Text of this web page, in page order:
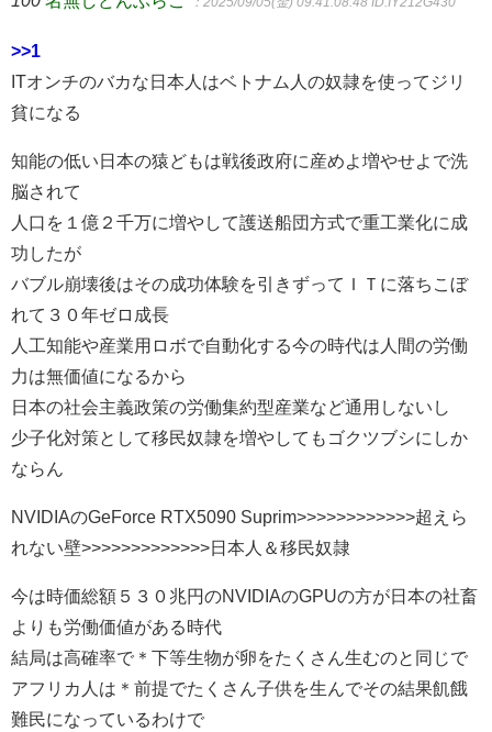
：2025/09/05(金) 09:41:08.48 ID:IY212G430
>>1
ITオンチのバカな日本人はベトナム人の奴隷を使ってジリ
貧になる
知能の低い日本の猿どもは戦後政府に産めよ増やせよで洗
脳されて
人口を１億２千万に増やして護送船団方式で重工業化に成
功したが
バブル崩壊後はその成功体験を引きずってＩＴに落ちこぼ
れて３０年ゼロ成長
人工知能や産業用ロボで自動化する今の時代は人間の労働
力は無価値になるから
日本の社会主義政策の労働集約型産業など通用しないし
少子化対策として移民奴隷を増やしてもゴクツブシにしか
ならん
NVIDIAのGeForce RTX5090 Suprim>>>>>>>>>>>>超えら
れない壁>>>>>>>>>>>>>日本人＆移民奴隷
今は時価総額５３０兆円のNVIDIAのGPUの方が日本の社畜
よりも労働価値がある時代
結局は高確率で＊下等生物が卵をたくさん生むのと同じで
アフリカ人は＊前提でたくさん子供を生んでその結果飢餓
難民になっているわけで